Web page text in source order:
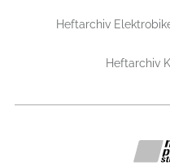
Heftarchiv
Heftarchiv